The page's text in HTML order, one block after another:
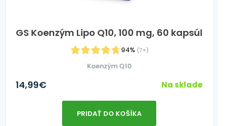
GS Koenzým Lipo Q10, 100 mg, 60 kapsúl
94% (7×)
Koenzým Q10
14,99€ Na sklade
PRIDAŤ DO KOŠÍKA